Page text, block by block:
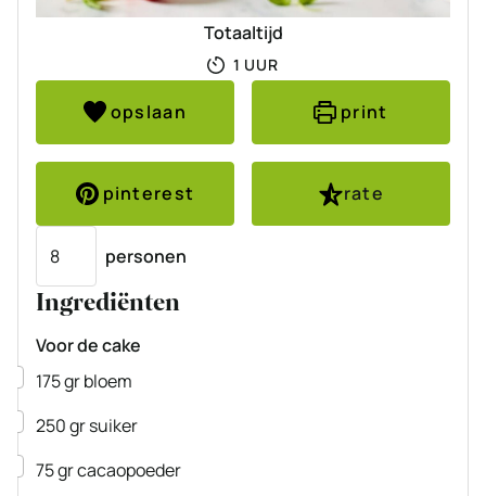
Totaaltijd
1 UUR
UUR
opslaan print
pinterest
rate
personen
Ingrediënten
Voor de cake
▢
175grbloem
▢
250grsuiker
▢
75grcacaopoeder